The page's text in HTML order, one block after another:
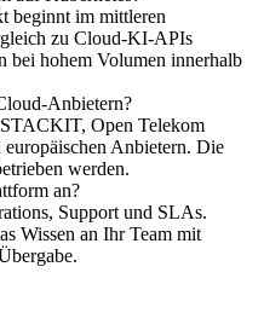
beginnt im mittleren
zu Cloud-KI-APIs
bei hohem Volumen innerhalb
Anbietern?
Open Telekom
Anbietern. Die
werden.
an?
Support und SLAs.
Wissen an Ihr Team mit